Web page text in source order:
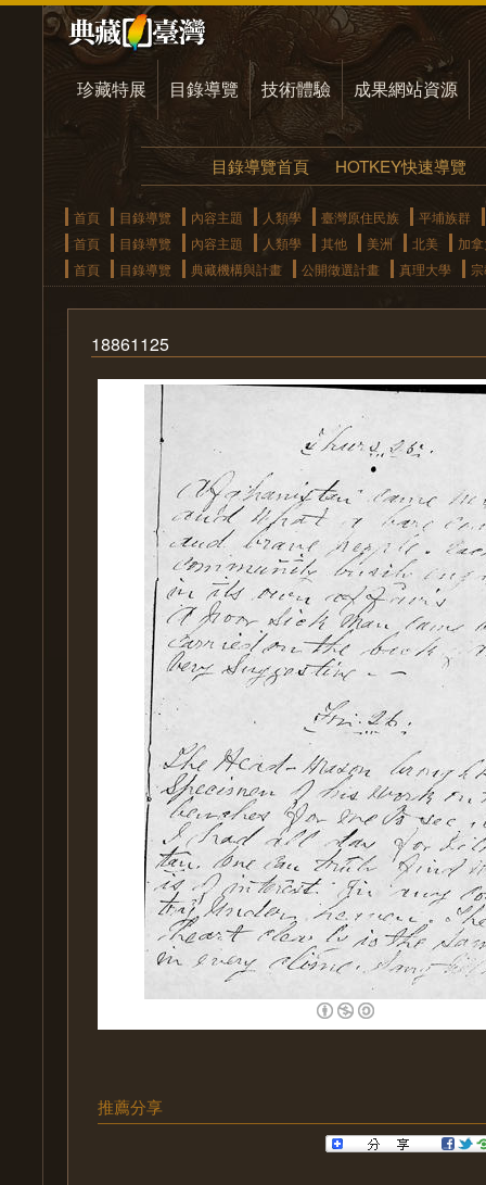
珍藏特展 目錄導覽 技術體驗 成果網站資源
目錄導覽首頁 HOTKEY快速導覽
首頁 目錄導覽 內容主題 人類學 臺灣原住民族
平埔族群
首頁
目錄導覽 內容主題 人類學 其他 美洲 北美
加
首頁
目錄導覽 典藏機構與計畫 公開徵選計畫 真理大學
18861125
推薦分享